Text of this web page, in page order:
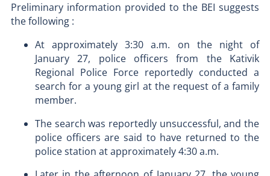
Preliminary information provided to the BEI suggests
the following :
At approximately 3:30 a.m. on the night of
January 27, police officers from the Kativik
Regional Police Force reportedly conducted a
search for a young girl at the request of a family
member.
The search was reportedly unsuccessful, and the
police officers are said to have returned to the
police station at approximately 4:30 a.m.